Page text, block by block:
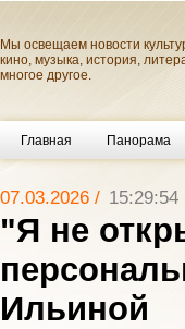
Мы освещаем новости
кино, музыка, история,
многое другое.
Главная Панорама
07.03.2026 / 15:29:54
"Я не
Ильиной